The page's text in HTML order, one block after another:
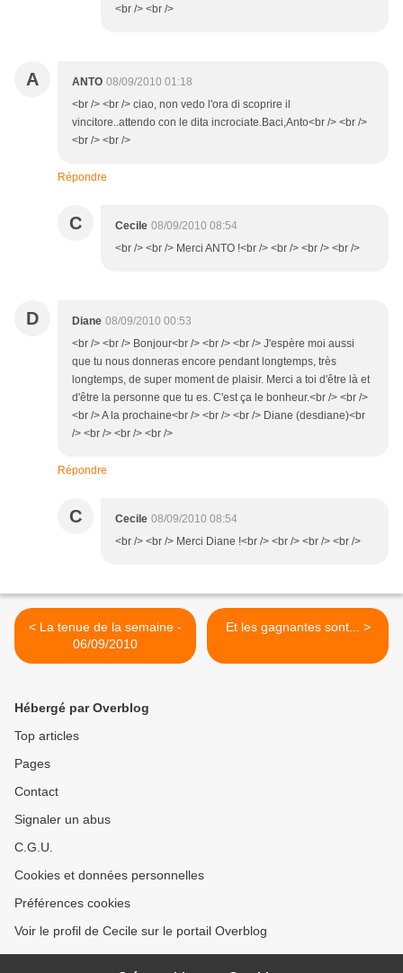
<br /> <br />
A ANTO 08/09/2010 01:18
<br /> <br /> ciao, non vedo l'ora di scoprire il
vincitore..attendo con le dita incrociate.Baci,Anto<br /> <br />
<br /> <br />
Répondre
C Cecile 08/09/2010 08:54
<br /> <br /> Merci ANTO !<br /> <br /> <br /> <br />
D Diane 08/09/2010 00:53
<br /> <br /> Bonjour<br /> <br /> <br /> J'espère moi aussi
que tu nous donneras encore pendant longtemps, très
longtemps, de super moment de plaisir. Merci a toi d'être là et
d'être la personne que tu es. C'est ça le bonheur.<br /> <br />
<br /> A la prochaine<br /> <br /> <br /> Diane (desdiane)<br
/> <br /> <br /> <br />
Répondre
C Cecile 08/09/2010 08:54
<br /> <br /> Merci Diane !<br /> <br /> <br /> <br />
< La tenue de la semaine -
06/09/2010
Et les gagnantes sont... >
Hébergé par Overblog
Top articles
Pages
Contact
Signaler un abus
C.G.U.
Cookies et données personnelles
Préférences cookies
Voir le profil de Cecile sur le portail Overblog